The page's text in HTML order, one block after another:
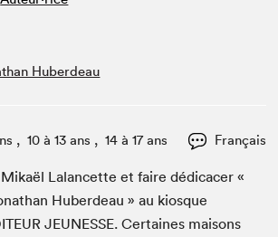
Huberdeau
, 10 à 13 ans , 14 à 17 ans Français
Lalancette et faire dédi­cac­er «
Huberdeau » au kiosque
JEUNESSE. Cer­taines maisons